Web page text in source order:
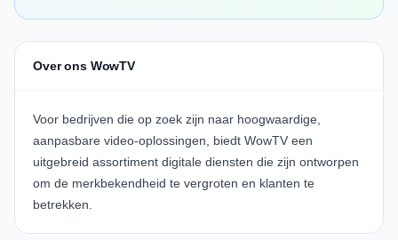
Over ons WowTV
Voor bedrijven die op zoek zijn naar hoogwaardige,
aanpasbare video-oplossingen, biedt WowTV een
uitgebreid assortiment digitale diensten die zijn ontworpen
om de merkbekendheid te vergroten en klanten te
betrekken.